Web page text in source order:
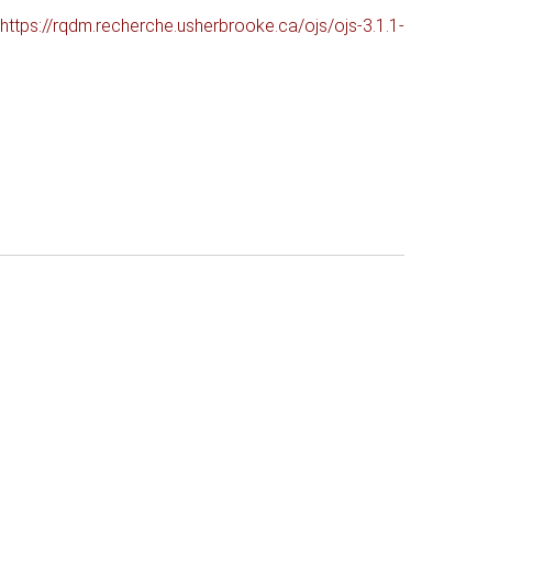
https://rqdm.recherche.usherbrooke.ca/ojs/ojs-3.1.1-